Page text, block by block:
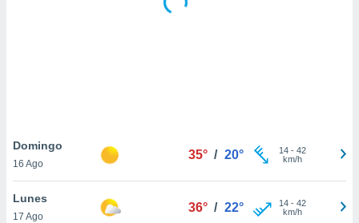
similares
como
sitio
Domingo
16 Ago
35° / 20° 14- 42
km/h
Lunes
17 Ago
36° / 22° 14- 42
km/h